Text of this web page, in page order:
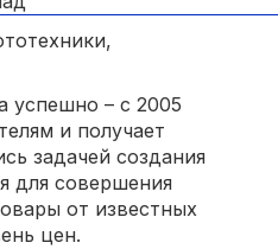
успешно – с 2005
и получает
задачей создания
для совершения
от известных
цен.